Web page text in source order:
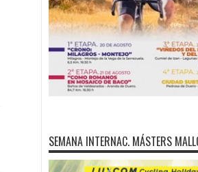
SEMANA INTERNAC. MÁSTERS